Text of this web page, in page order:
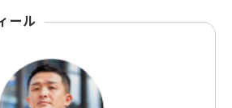
ール